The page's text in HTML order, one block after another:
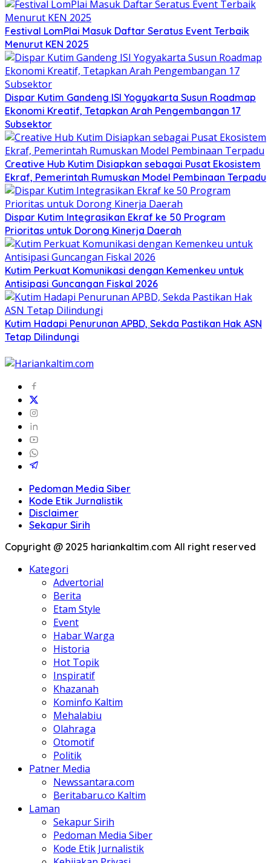
Festival LomPlai Masuk Daftar Seratus Event Terbaik
Menurut KEN 2025
Dispar Kutim Gandeng ISI Yogyakarta Susun Roadmap
Ekonomi Kreatif, Tetapkan Arah Pengembangan 17
Subsektor
Creative Hub Kutim Disiapkan sebagai Pusat Ekosistem
Ekraf, Pemerintah Rumuskan Model Pembinaan Terpadu
Dispar Kutim Integrasikan Ekraf ke 50 Program
Prioritas untuk Dorong Kinerja Daerah
Kutim Perkuat Komunikasi dengan Kemenkeu untuk
Antisipasi Guncangan Fiskal 2026
Kutim Hadapi Penurunan APBD, Sekda Pastikan Hak ASN
Tetap Dilindungi
Pedoman Media Siber
Kode Etik Jurnalistik
Disclaimer
Sekapur Sirih
Copyright @ 2025 hariankaltim.com All right reserved
Kategori
Advertorial
Berita
Etam Style
Event
Habar Warga
Historia
Hot Topik
Inspiratif
Khazanah
Kominfo Kaltim
Mehalabiu
Olahraga
Otomotif
Politik
Patner Media
Newssantara.com
Beritabaru.co Kaltim
Laman
Sekapur Sirih
Pedoman Media Siber
Kode Etik Jurnalistik